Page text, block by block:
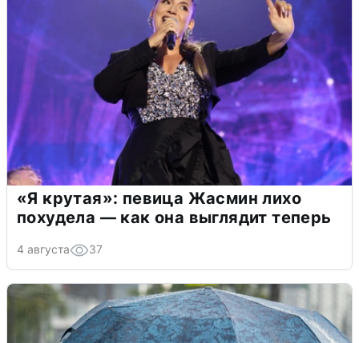
«Я крутая»: певица Жасмин лихо
похудела — как она выглядит теперь
4 августа 37